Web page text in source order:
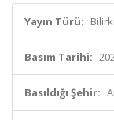
Yayın Türü:
Basım Tarihi:
Basıldığı Şehir: